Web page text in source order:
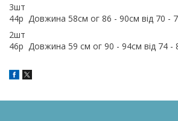
3шт
44р Довжина 58см ог 86 - 90см від 70 -
2шт
46р Довжина 59 см ог 90 - 94см від 74 -